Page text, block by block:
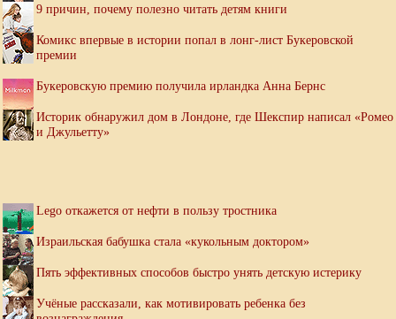
9 причин, почему полезно читать детям книги
Комикс впервые в истории попал в лонг-лист Букеровской
премии
Букеровскую премию получила ирландка Анна Бернс
Историк обнаружил дом в Лондоне, где Шекспир написал «Ромео
и Джульетту»
Lego откажется от нефти в пользу тростника
Израильская бабушка стала «кукольным доктором»
Пять эффективных способов быстро унять детскую истерику
Учёные рассказали, как мотивировать ребенка без